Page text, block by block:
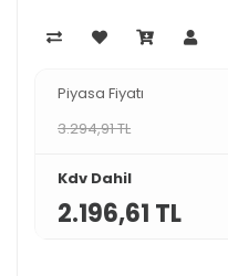
Piyasa Fiyatı
3.294,91 TL
Kdv Dahil
2.196,61 TL